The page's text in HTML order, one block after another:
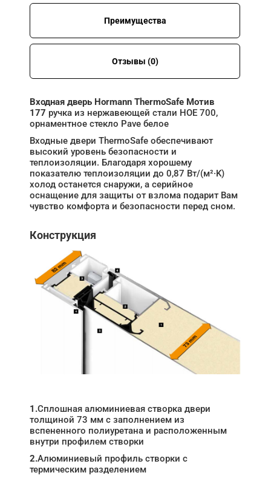
Преимущества
Отзывы (0)
Входная дверь Hormann ThermoSafe Мотив
177 ручка из нержавеющей стали HOE 700,
орнаментное стекло Pave белое
Входные двери ThermoSafe обеспечивают
высокий уровень безопасности и
теплоизоляции. Благодаря хорошему
показателю теплоизоляции до 0,87 Вт/(м²·K)
холод останется снаружи, а серийное
оснащение для защиты от взлома подарит Вам
чувство комфорта и безопасности перед сном.
Конструкция
1.Сплошная алюминиевая створка двери
толщиной 73 мм с заполнением из
вспененного полиуретана и расположенным
внутри профилем створки
2.Алюминиевый профиль створки с
термическим разделением